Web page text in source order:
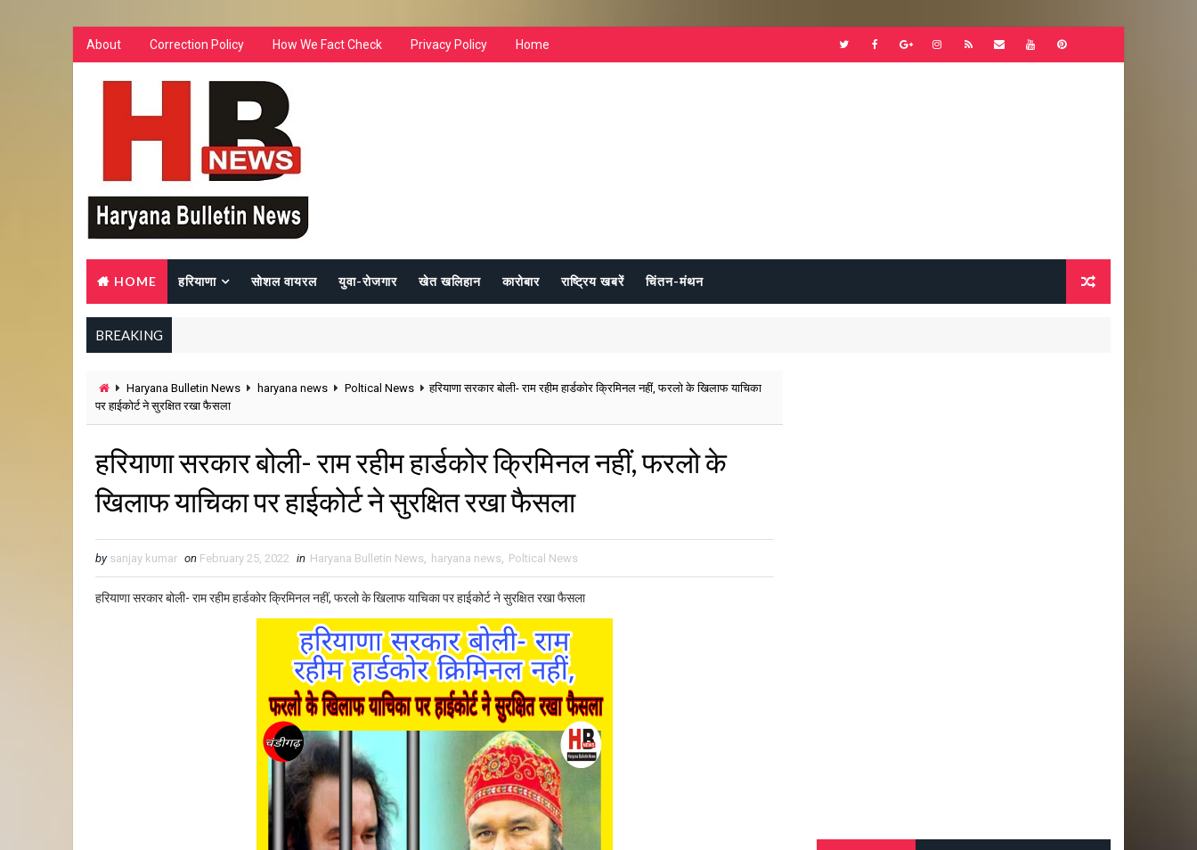
About Correction Policy How We Fact Check Privacy Policy Home
HOME हरियाणा सोशल वायरल युवा-रोजगार खेत खलिहान कारोबार राष्ट्रिय खबरें चिंतन-मंथन
BREAKING
Haryana Bulletin News haryana news Poltical News
हरियाणा सरकार बोली- राम रहीम हार्डकोर क्रिमिनल नहीं, फरलो के खिलाफ याचिका
पर हाईकोर्ट ने सुरक्षित रखा फैसला
हरियाणा सरकार बोली- राम रहीम हार्डकोर क्रिमिनल नहीं, फरलो के
खिलाफ याचिका पर हाईकोर्ट ने सुरक्षित रखा फैसला
by sanjay kumar on February 25, 2022 in Haryana Bulletin News, haryana news, Poltical News
हरियाणा सरकार बोली- राम रहीम हार्डकोर क्रिमिनल नहीं, फरलो के खिलाफ याचिका पर हाईकोर्ट ने सुरक्षित रखा फैसला